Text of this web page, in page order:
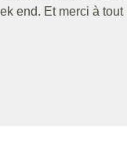
end. Et merci à